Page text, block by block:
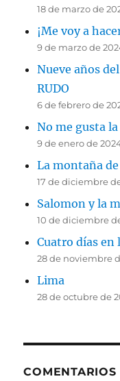
18 de marzo de
¡Me voy a
9 de marzo de
Nueve años
RUDO
6 de febrero de
No me gusta
9 de enero de
La montaña
17 de diciembre
Salomon y la
10 de diciembre
Cuatro días en
28 de noviembre
Lima
28 de octubre de
COMENTARIOS